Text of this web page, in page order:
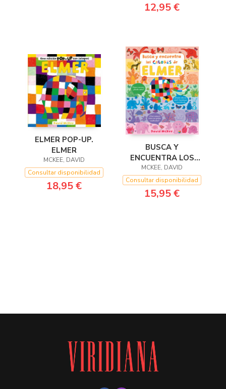
12,95 €
ELMER POP-UP.
ELMER
MCKEE, DAVID
Consultar disponibilidad
18,95 €
BUSCA Y
ENCUENTRA LOS
COLORES DE ELMER
MCKEE, DAVID
Consultar disponibilidad
15,95 €